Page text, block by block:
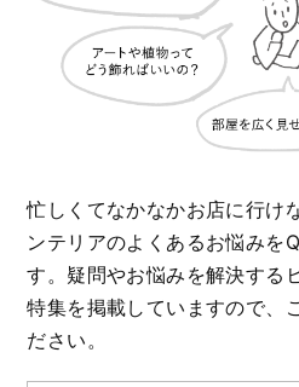
忙しくてなかなかお店に行け
ンテリアのよくあるお悩みを
す。 疑問やお悩みを解決する
特集を掲載していますので、
ださい。